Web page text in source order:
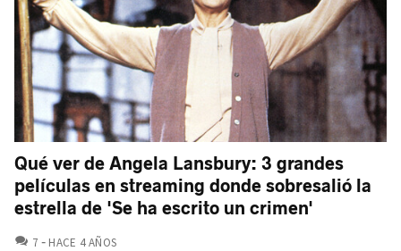
Qué ver de Angela Lansbury: 3 grandes
películas en streaming donde sobresalió la
estrella de 'Se ha escrito un crimen'
7 COMENTARIOS
HACE 4 AÑOS